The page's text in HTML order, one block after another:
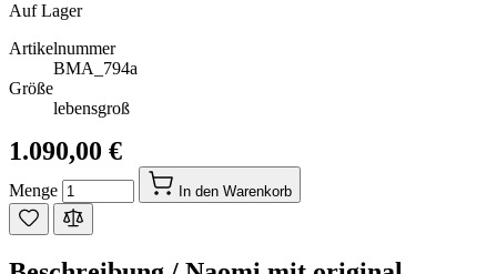
Auf Lager
Artikelnummer
BMA_794a
Größe
lebensgroß
1.090,00 €
Menge In den Warenkorb